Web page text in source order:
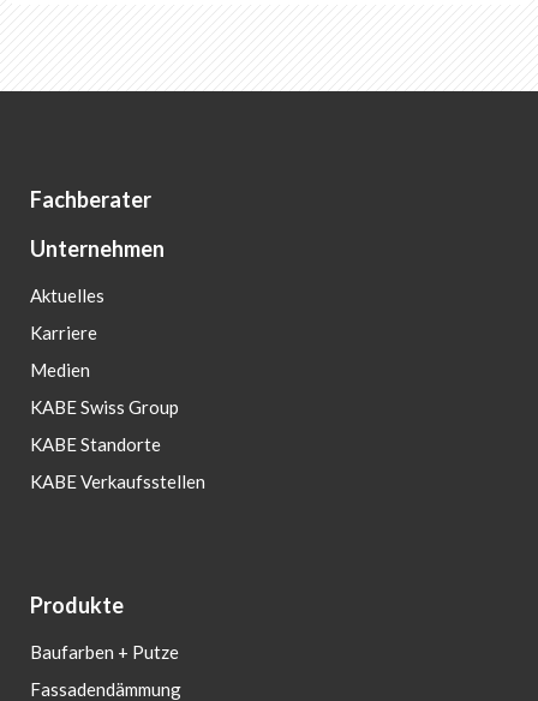
Fachberater
Unternehmen
Aktuelles
Karriere
Medien
KABE Swiss Group
KABE Standorte
KABE Verkaufsstellen
Produkte
Baufarben + Putze
Fassadendämmung